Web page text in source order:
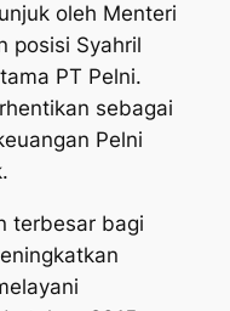
oleh Menteri
posisi Syahril
PT Pelni.
sebagai
Pelni
terbesar bagi